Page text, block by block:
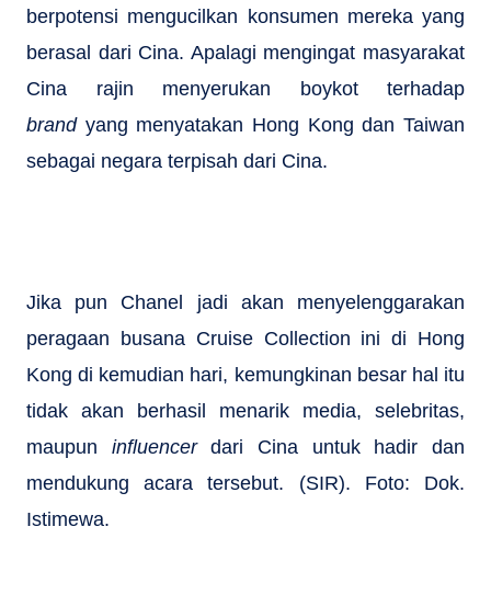
berpotensi mengucilkan konsumen mereka yang
berasal dari Cina. Apalagi mengingat masyarakat
Cina rajin menyerukan boykot terhadap
brandyang menyatakan Hong Kong dan Taiwan
sebagai negara terpisah dari Cina.
Jika pun Chanel jadi akan menyelenggarakan
peragaan busana Cruise Collection ini di Hong
Kong di kemudian hari, kemungkinan besar hal itu
tidak akan berhasil menarik media, selebritas,
maupun influencerdari Cina untuk hadir dan
mendukung acara tersebut. (SIR). Foto: Dok.
Istimewa.